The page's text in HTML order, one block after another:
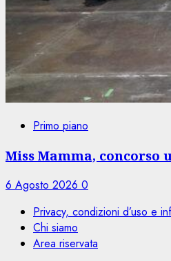
Primo piano
Miss Mamma, concorso
6 Agosto 2026 0
Privacy, condizioni d’uso e
Chi siamo
Area riservata